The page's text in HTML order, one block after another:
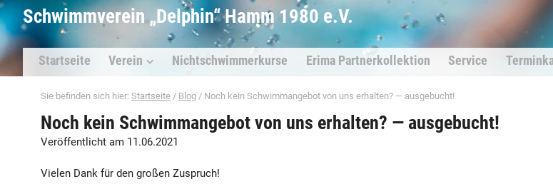
Schwimmverein „Delphin“ Hamm 1980 e.V.
Startseite Verein Nichtschwimmerkurse Erima Partnerkollektion Service
Sie befinden sich hier: Startseite / Blog / Noch kein Schwimmangebot von uns erhalten? — ausgebucht!
Noch kein Schwimmangebot von uns erhalten? — ausgebucht!
Veröffentlicht am 11.06.2021
Vielen Dank für den großen Zuspruch!